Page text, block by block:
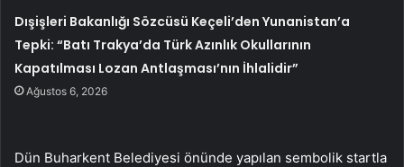
Dışişleri Bakanlığı Sözcüsü Keçeli’den Yunanistan’a
Tepki: “Batı Trakya’da Türk Azınlık Okullarının
Kapatılması Lozan Antlaşması’nın İhlalidir”
Ağustos 6, 2026
Dün Buharkent Belediyesi önünde yapılan sembolik startla